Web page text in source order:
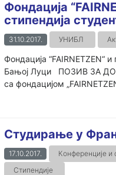
Фондација
стипендија
31.10.2017. УНИБЛ
Фондација “FAIRNETZEN“
Бањој Луци ПОЗИВ ЗА
са фондацијом
Студирање у
17.10.2017. Конференције и
Стипендије